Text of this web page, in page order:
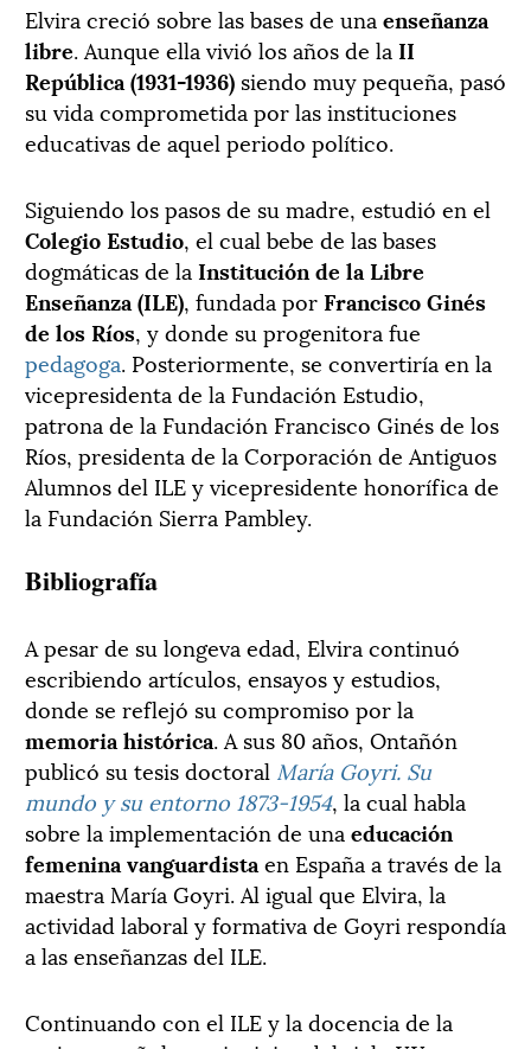
Elvira creció sobre las bases de una enseñanza
libre. Aunque ella vivió los años de la II
República (1931-1936) siendo muy pequeña, pasó
su vida comprometida por las instituciones
educativas de aquel periodo político.
Siguiendo los pasos de su madre, estudió en el
Colegio Estudio, el cual bebe de las bases
dogmáticas de la Institución de la Libre
Enseñanza (ILE), fundada porFrancisco Ginés
de los Ríos, y donde su progenitora fue
pedagoga. Posteriormente, se convertiría en la
vicepresidenta de la Fundación Estudio,
patrona de la Fundación Francisco Ginés de los
Ríos, presidenta de la Corporación de Antiguos
Alumnos del ILE y vicepresidente honorífica de
la Fundación Sierra Pambley.
Bibliografía
A pesar de su longeva edad, Elvira continuó
escribiendo artículos, ensayos y estudios,
donde se reflejó su compromiso por la
memoria histórica. A sus 80 años, Ontañón
publicó su tesis doctoral María Goyri. Su
mundo y su entorno 1873-1954, la cual habla
sobre la implementación de una educación
femenina vanguardista en España a través de la
maestra María Goyri. Al igual que Elvira, la
actividad laboral y formativa de Goyri respondía
a las enseñanzas del ILE.
Continuando con el ILE y la docencia de la